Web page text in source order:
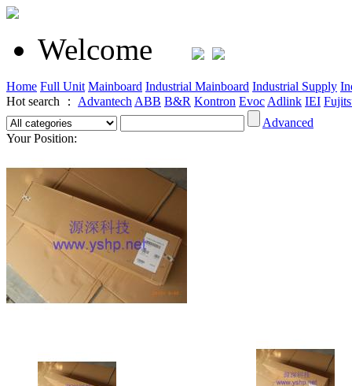
Welcome
Home Full Unit Mainboard Industrial Mainboard Industrial Supply
Hot search ： Advantech ABB B&R Kontron Evoc Adlink IEI
Advanced
Your Position: